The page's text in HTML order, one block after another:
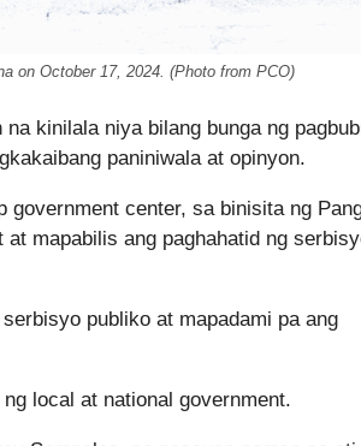
on October 17, 2024. (Photo from PCO)
kinilala niya bilang bunga ng
paniniwala at opinyon.
government center, sa binisita ng
mapabilis ang paghahatid ng
publiko at mapadami pa ang
local at national government.